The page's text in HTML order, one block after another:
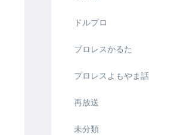
ドルプロ
プロレスかるた
プロレスよもやま話
再放送
未分類